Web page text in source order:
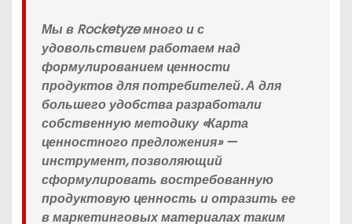
Мы в Rocketyze много и с
удовольствием работаем над
формулированием ценности
продуктов для потребителей. А для
большего удобства разработали
собственную методику «Карта
ценностного предложения» —
инструмент, позволяющий
сформулировать востребованную
продуктовую ценность и отразить ее
в маркетинговых материалах таким